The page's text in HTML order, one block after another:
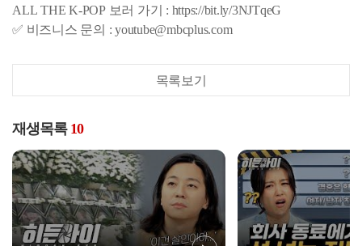
ALL THE K-POP 보러 가기 : https://bit.ly/3NJTqeG
✅ 비즈니스 문의 : youtube@mbcplus.com
목록보기
재생목록 10